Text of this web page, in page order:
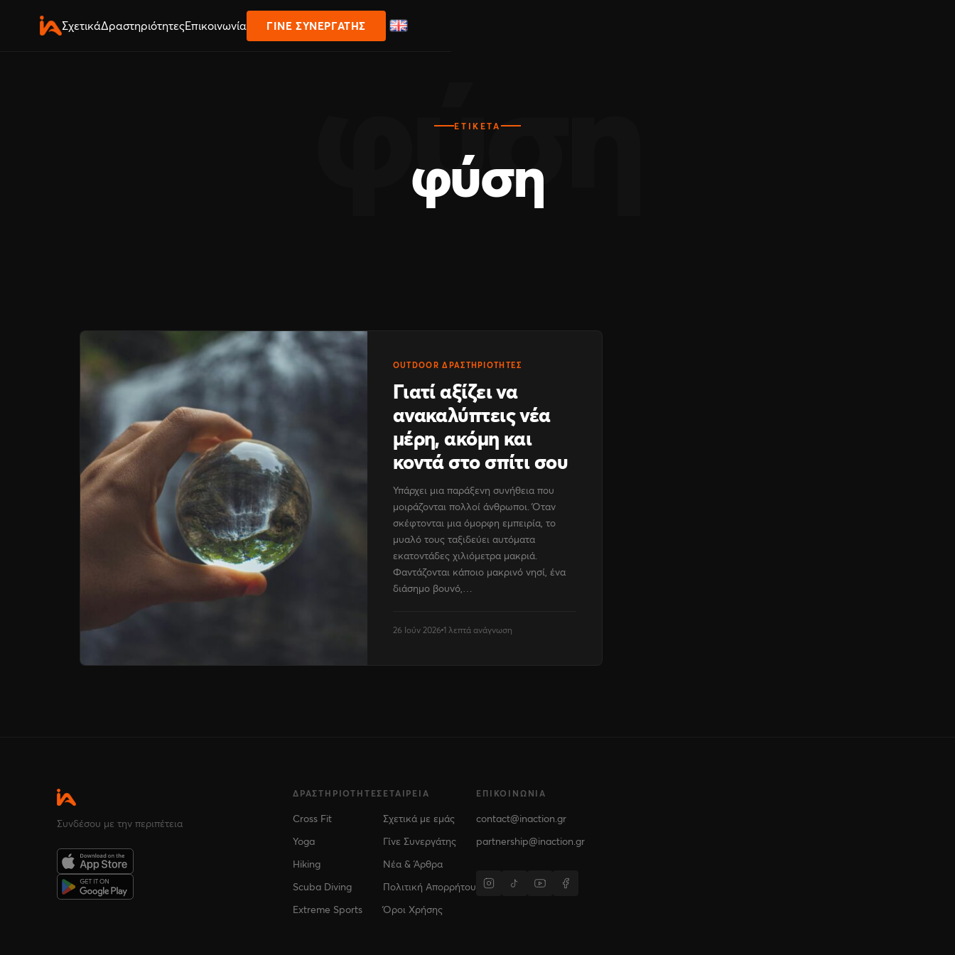
ΣχετικάΔραστηριότητεςΕπικοινωνία ΓΊΝΕ ΣΥΝΕΡΓΆΤΗΣ
ΕΤΙΚΈΤΑ
φύση
OUTDOOR ΔΡΑΣΤΗΡΙΌΤΗΤΕΣ
Γιατί αξίζει να
ανακαλύπτεις νέα
μέρη, ακόμη και
κοντά στο σπίτι σου
Υπάρχει μια παράξενη συνήθεια που
μοιράζονται πολλοί άνθρωποι. Όταν
σκέφτονται μια όμορφη εμπειρία, το
μυαλό τους ταξιδεύει αυτόματα
εκατοντάδες χιλιόμετρα μακριά.
Φαντάζονται κάποιο μακρινό νησί, ένα
διάσημο βουνό,…
26 Ιούν 2026 1 λεπτά ανάγνωση
Συνδέσου με την περιπέτεια
ΔΡΑΣΤΗΡΙΌΤΗΤΕΣ
Cross Fit
Yoga
Hiking
Scuba Diving
Extreme Sports
ΕΤΑΙΡΕΊΑ
Σχετικά με εμάς
Γίνε Συνεργάτης
Νέα & Άρθρα
Πολιτική Απορρήτου
Όροι Χρήσης
ΕΠΙΚΟΙΝΩΝΊΑ
contact@inaction.gr
partnership@inaction.gr